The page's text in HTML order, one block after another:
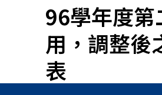
96學年度
用，調整後
表